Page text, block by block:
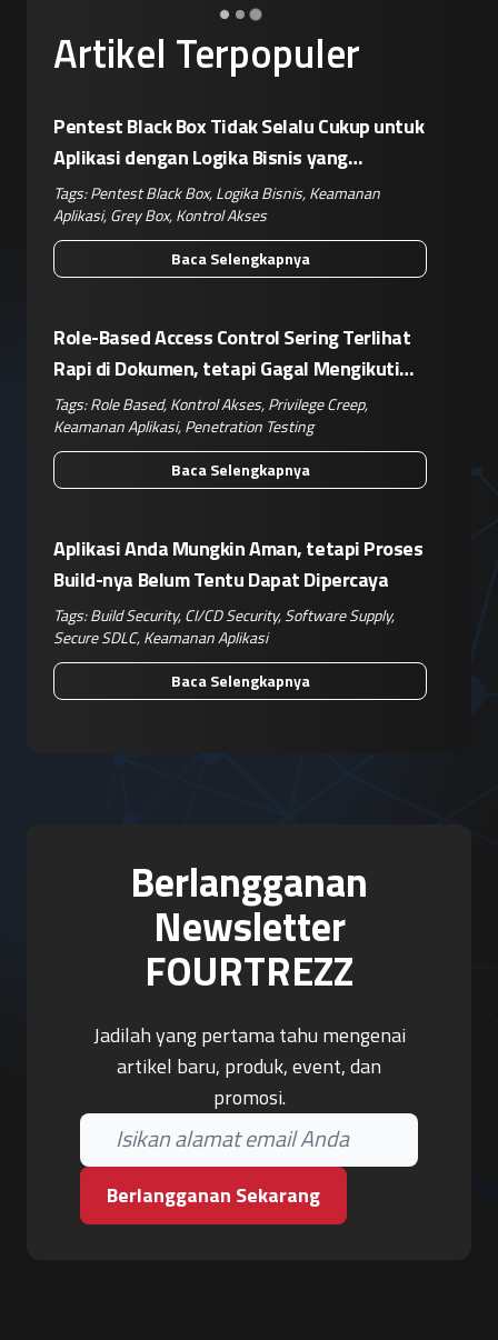
Artikel Terpopuler
Pentest Black Box Tidak Selalu Cukup untuk
Aplikasi dengan Logika Bisnis yang
Kompleks
Tags:Pentest Black Box,Logika Bisnis,Keamanan
Aplikasi,Grey Box,Kontrol Akses
Baca Selengkapnya
Role-Based Access Control Sering Terlihat
Rapi di Dokumen, tetapi Gagal Mengikuti
Operasional Nyata
Tags:Role Based,Kontrol Akses,Privilege Creep,
Keamanan Aplikasi,Penetration Testing
Baca Selengkapnya
Aplikasi Anda Mungkin Aman, tetapi Proses
Build-nya Belum Tentu Dapat Dipercaya
Tags:Build Security,CI/CD Security,Software Supply,
Secure SDLC,Keamanan Aplikasi
Baca Selengkapnya
Berlangganan
Newsletter
FOURTREZZ
Jadilah yang pertama tahu mengenai
artikel baru, produk, event, dan
promosi.
Berlangganan Sekarang